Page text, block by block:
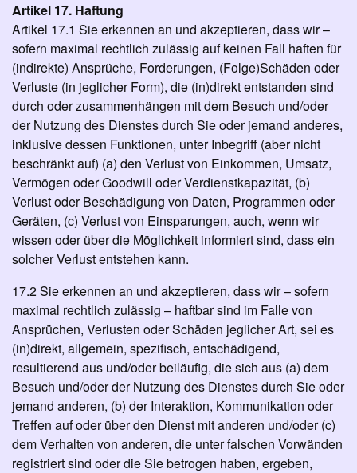
Artikel 17. Haftung
Artikel 17.1 Sie erkennen an und akzeptieren, dass wir –
sofern maximal rechtlich zulässig auf keinen Fall haften für
(indirekte) Ansprüche, Forderungen, (Folge)Schäden oder
Verluste (in jeglicher Form), die (in)direkt entstanden sind
durch oder zusammenhängen mit dem Besuch und/oder
der Nutzung des Dienstes durch Sie oder jemand anderes,
inklusive dessen Funktionen, unter Inbegriff (aber nicht
beschränkt auf) (a) den Verlust von Einkommen, Umsatz,
Vermögen oder Goodwill oder Verdienstkapazität, (b)
Verlust oder Beschädigung von Daten, Programmen oder
Geräten, (c) Verlust von Einsparungen, auch, wenn wir
wissen oder über die Möglichkeit informiert sind, dass ein
solcher Verlust entstehen kann.
17.2 Sie erkennen an und akzeptieren, dass wir – sofern
maximal rechtlich zulässig – haftbar sind im Falle von
Ansprüchen, Verlusten oder Schäden jeglicher Art, sei es
(in)direkt, allgemein, spezifisch, entschädigend,
resultierend aus und/oder beiläufig, die sich aus (a) dem
Besuch und/oder der Nutzung des Dienstes durch Sie oder
jemand anderen, (b) der Interaktion, Kommunikation oder
Treffen auf oder über den Dienst mit anderen und/oder (c)
dem Verhalten von anderen, die unter falschen Vorwänden
registriert sind oder die Sie betrogen haben, ergeben,